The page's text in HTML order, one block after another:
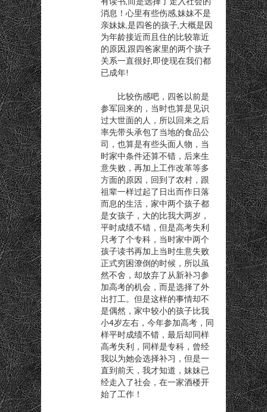
消息！心里有些伤感,妹妹不是
亲妹妹,是四爸的孩子,大概是因
为年龄接近而且住的比较靠近
的原因,跟四爸家里的两个孩子
关系一直很好,即使现在我们都
已成年!
比较伤感吧，四爸以前是
参军回来的，当时也算是见识
过大世面的人，所以回来之后
率先带头承包了当地的食品公
司，也算是有些头面人物，当
时家中条件还算不错，后来生
意失败，再加上工作改革等多
方面的原因，回到了农村，跟
祖辈一样过起了日出而作日落
而息的生活，家中两个孩子都
是女孩子，大的比我大两岁，
平时成绩不错，但是高考失利
只考了个专科，当时家中两个
孩子读书再加上当时生意失败
正式穷困潦倒的时候，所以虽
然不舍，却放弃了从新补习参
加高考的机会，而是选择了外
出打工。但是这样的事情却不
是偶然，家中较小的孩子比我
小4岁左右，今年参加高考，同
样平时成绩不错，最后却同样
高考失利，同样是专科，曾经
我以为她会选择补习，但是一
直到前天，我才知道，妹妹已
经走入了社会，在一家酒楼开
始了工作！